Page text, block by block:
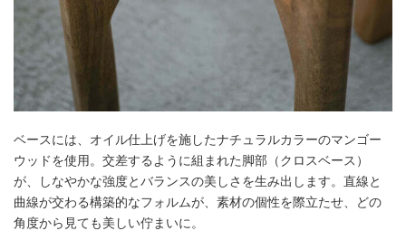
ベースには、オイル仕上げを施したナチュラルカラーのマンゴー
ウッドを使用。交差するように組まれた脚部（クロスベース）
が、しなやかな強度とバランスの美しさを生み出します。直線と
曲線が交わる構築的なフォルムが、素材の個性を際立たせ、どの
角度から見ても美しい佇まいに。